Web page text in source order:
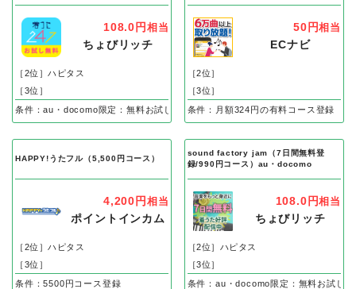
108.0円 相当
ちょびリッチ
［2位］ハピタス
［3位］
条件：au・docomo限定：無料お試し登録(無料お試し登録)
50円相当
ECナビ
［2位］
［3位］
条件：月額324円の有料コース登録
HAPPY!うたフル（5,500円コース）
4,200円 相当
ポイントインカム
［2位］ハピタス
［3位］
条件：5500円コース登録
sound factory jam（7日間無料登
録/990円コース）au・docomo
108.0円相当
ちょびリッチ
［2位］ハピタス
［3位］
条件：au・docomo限定：無料お試し